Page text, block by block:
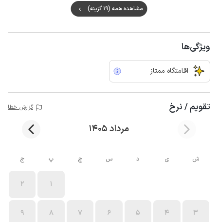
مشاهده همه (19 گزینه)
ویژگی‌ها
اقامتگاه ممتاز
تقویم / نرخ گزارش خطا
مرداد 1405
ش ی د س چ پ ج
1
2
3
4
5
6
7
8
9